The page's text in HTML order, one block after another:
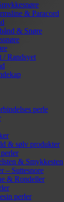
& Paracord
& Snøre
/ Randsyet
perle
& sølv produkter
& Smykkesten
– Suttesnore
& Rondeller
perler